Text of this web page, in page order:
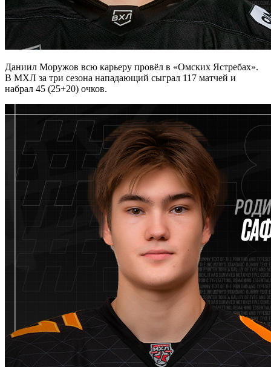
Даниил Моружов всю карьеру провёл в «Омских Ястребах».
В МХЛ за три сезона нападающий сыграл 117 матчей и
набрал 45 (25+20) очков.